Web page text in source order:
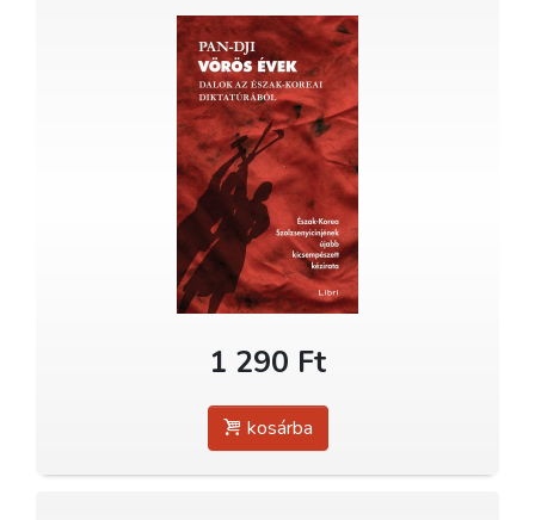
1 290 Ft
kosárba